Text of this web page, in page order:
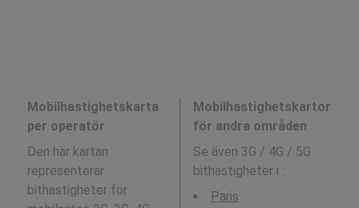
Mobilhastighetskarta
per operatör
Den här kartan
representerar
bithastigheter för
Mobilhastighetskartor
för andra områden
Se även 3G / 4G / 5G
bithastigheter i :
Paris